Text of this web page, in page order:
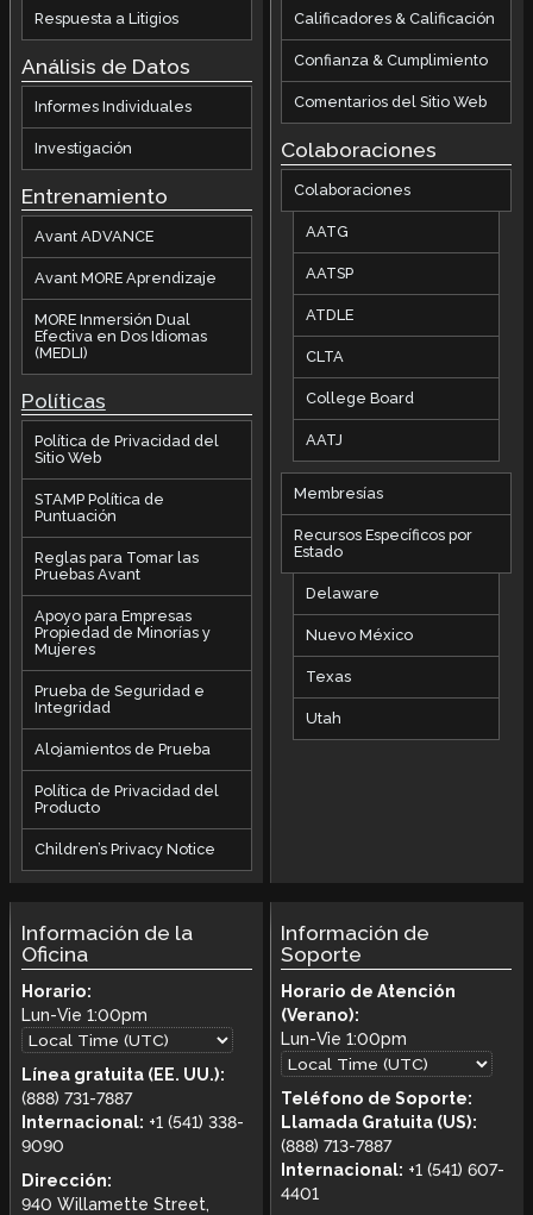
Respuesta a Litigios
Análisis de Datos
Informes Individuales
Investigación
Entrenamiento
Avant ADVANCE
Avant MORE Aprendizaje
MORE Inmersión Dual
Efectiva en Dos Idiomas
(MEDLI)
Políticas
Política de Privacidad del
Sitio Web
STAMP Política de
Puntuación
Reglas para Tomar las
Pruebas Avant
Apoyo para Empresas
Propiedad de Minorías y
Mujeres
Prueba de Seguridad e
Integridad
Alojamientos de Prueba
Política de Privacidad del
Producto
Children’s Privacy Notice
Calificadores & Calificación
Confianza & Cumplimiento
Comentarios del Sitio Web
Colaboraciones
Colaboraciones
AATG
AATSP
ATDLE
CLTA
College Board
AATJ
Membresías
Recursos Específicos por
Estado
Delaware
Nuevo México
Texas
Utah
Información de la
Oficina
Horario:
Lun-Vie 1:00pm
Línea gratuita (EE. UU.):
(888) 731-7887
Internacional: +1 (541) 338-
9090
Dirección:
940 Willamette Street,
Información de
Soporte
Horario de Atención
(Verano):
Lun-Vie1:00pm
Teléfono de Soporte:
Llamada Gratuita (US):
(888) 713-7887
Internacional: +1 (541) 607-
4401